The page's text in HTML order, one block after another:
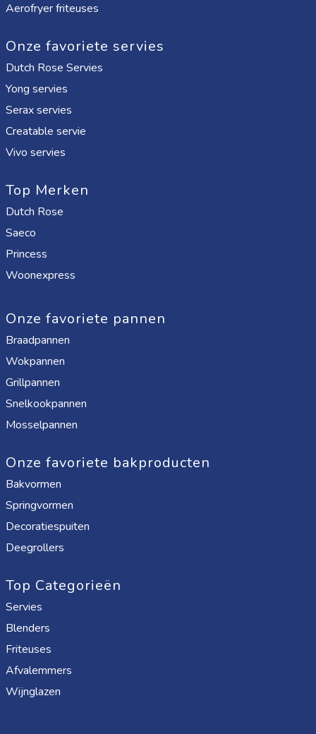
Aerofryer friteuses
Onze favoriete servies
Dutch Rose Servies
Yong servies
Serax servies
Creatable servie
Vivo servies
Top Merken
Dutch Rose
Saeco
Princess
Woonexpress
Onze favoriete pannen
Braadpannen
Wokpannen
Grillpannen
Snelkookpannen
Mosselpannen
Onze favoriete bakproducten
Bakvormen
Springvormen
Decoratiespuiten
Deegrollers
Top Categorieën
Servies
Blenders
Friteuses
Afvalemmers
Wijnglazen